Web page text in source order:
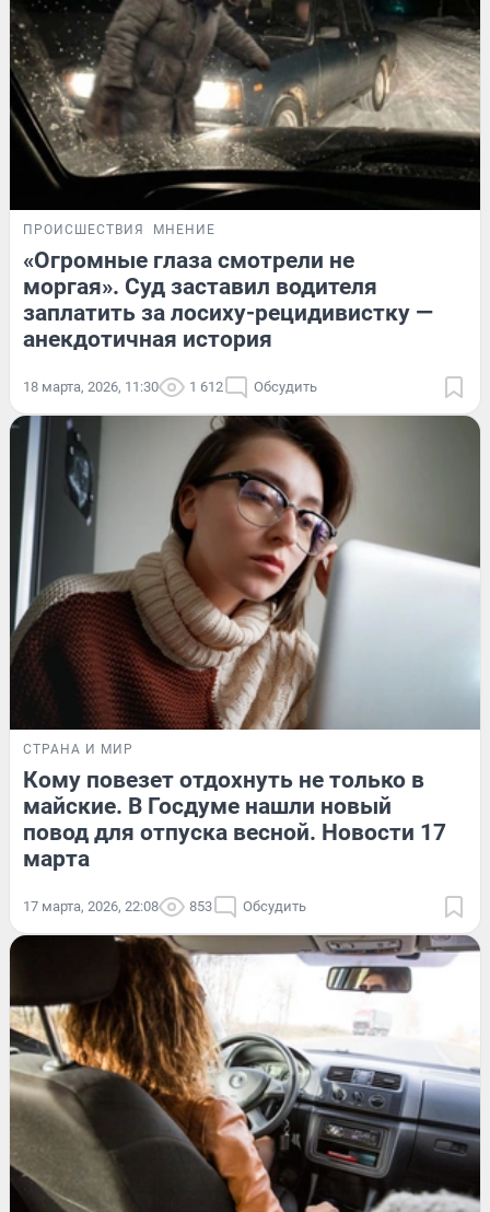
ПРОИСШЕСТВИЯ МНЕНИЕ
«Огромные глаза смотрели не
моргая». Суд заставил водителя
заплатить за лосиху-рецидивистку —
анекдотичная история
18 марта, 2026, 11:30 1 612 Обсудить
СТРАНА И МИР
Кому повезет отдохнуть не только в
майские. В Госдуме нашли новый
повод для отпуска весной. Новости 17
марта
17 марта, 2026, 22:08 853 Обсудить